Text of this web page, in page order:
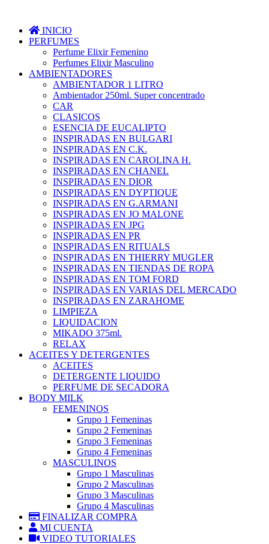
INICIO
PERFUMES
Perfume Elixir Femenino
Perfumes Elixir Masculino
AMBIENTADORES
AMBIENTADOR 1 LITRO
Ambientador 250ml. Super concentrado
CAR
CLASICOS
ESENCIA DE EUCALIPTO
INSPIRADAS EN BULGARI
INSPIRADAS EN C.K.
INSPIRADAS EN CAROLINA H.
INSPIRADAS EN CHANEL
INSPIRADAS EN DIOR
INSPIRADAS EN DYPTIQUE
INSPIRADAS EN G.ARMANI
INSPIRADAS EN JO MALONE
INSPIRADAS EN JPG
INSPIRADAS EN PR
INSPIRADAS EN RITUALS
INSPIRADAS EN THIERRY MUGLER
INSPIRADAS EN TIENDAS DE ROPA
INSPIRADAS EN TOM FORD
INSPIRADAS EN VARIAS DEL MERCADO
INSPIRADAS EN ZARAHOME
LIMPIEZA
LIQUIDACION
MIKADO 375ml.
RELAX
ACEITES Y DETERGENTES
ACEITES
DETERGENTE LIQUIDO
PERFUME DE SECADORA
BODY MILK
FEMENINOS
Grupo 1 Femeninas
Grupo 2 Femeninas
Grupo 3 Femeninas
Grupo 4 Femeninas
MASCULINOS
Grupo 1 Masculinas
Grupo 2 Masculinas
Grupo 3 Masculinas
Grupo 4 Masculinas
FINALIZAR COMPRA
MI CUENTA
VIDEO TUTORIALES